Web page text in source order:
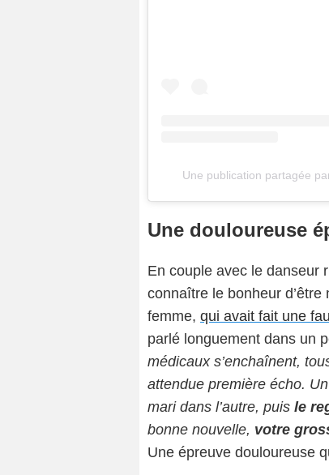
Une publication partagée par
Une douloureuse
En couple avec le danseur
connaître le bonheur
femme, qui avait fait une
parlé longuement dans un
médicaux s’enchaînent,
attendue première écho.
mari dans l’autre, puis le
bonne nouvelle, votre
Une épreuve douloureuse